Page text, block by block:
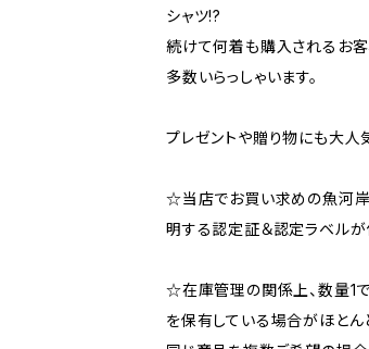
シャツ!?
続けて何着も購入されるお
多数いらっしゃいます。
プレゼントや贈り物にも大人
☆当店でお買い求めの魚河岸
明する認定証＆認定ラベルが
☆在庫管理の関係上、数量1
を保有している場合がほとん